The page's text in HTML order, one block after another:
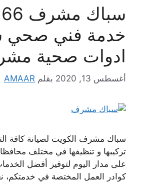
خدمة فني صحي
ادوات صحية
أغسطس 13, 2020 بقلم AMAAR
سباك مشرف الكويت لصيانة كافة
تركيبها و تنظيفها في مختلف
على مدار اليوم لتوفير أفضل
كوادر العمل المختصة في خدمتكم،